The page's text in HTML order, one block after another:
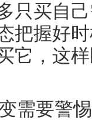
只买自
把握好
它，这
需要警